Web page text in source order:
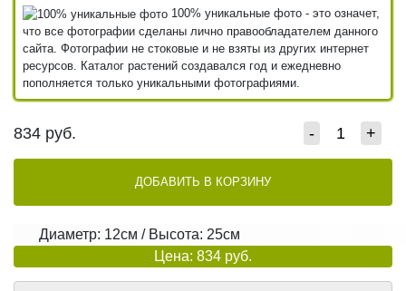
100% уникальные фото - это означет,
что все фотографии сделаны лично правообладателем данного
сайта. Фотографии не стоковые и не взяты из других интернет
ресурсов. Каталог растений создавался год и ежедневно
пополняется только уникальными фотографиями.
834 руб. - +
ДОБАВИТЬ В КОРЗИНУ
Диаметр: 12см / Высота: 25см
Цена: 834 руб.